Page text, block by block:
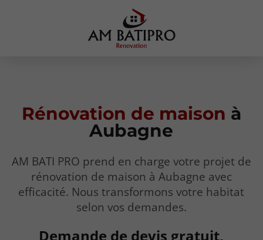
Rénovation de maison à
Aubagne
AM BATI PRO prend en charge votre projet de
rénovation de maison à Aubagne avec
efficacité. Nous transformons votre habitat
selon vos demandes.
Demande de devis gratuit,